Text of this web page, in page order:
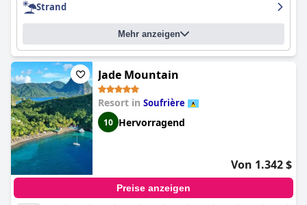
Strand
Mehr anzeigen
Jade Mountain
Resort in Soufrière
10 Hervorragend
Von 1.342 $
Preise anzeigen